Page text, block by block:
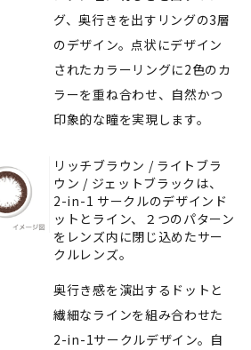
グ、奥行きを出すリングの3層
のデザイン。点状にデザイン
されたカラーリングに2色のカ
ラーを重ね合わせ、自然かつ
印象的な瞳を実現します。
リッチブラウン / ライトブラ
ウン / ジェットブラックは、
2-in-1 サークルのデザインド
ットとライン、２つのパターン
をレンズ内に閉じ込めたサー
クルレンズ。
奥行き感を演出するドットと
繊細なラインを組み合わせた
2-in-1サークルデザイン。自